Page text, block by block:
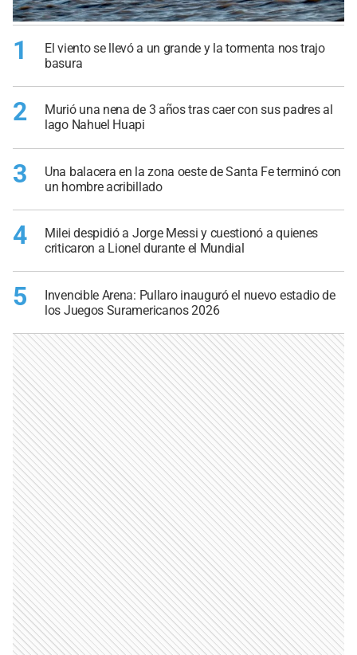
1
El viento se llevó a un grande y la tormenta nos trajo
basura
2
Murió una nena de 3 años tras caer con sus padres al
lago Nahuel Huapi
3
Una balacera en la zona oeste de Santa Fe terminó con
un hombre acribillado
4
Milei despidió a Jorge Messi y cuestionó a quienes
criticaron a Lionel durante el Mundial
5
Invencible Arena: Pullaro inauguró el nuevo estadio de
los Juegos Suramericanos 2026